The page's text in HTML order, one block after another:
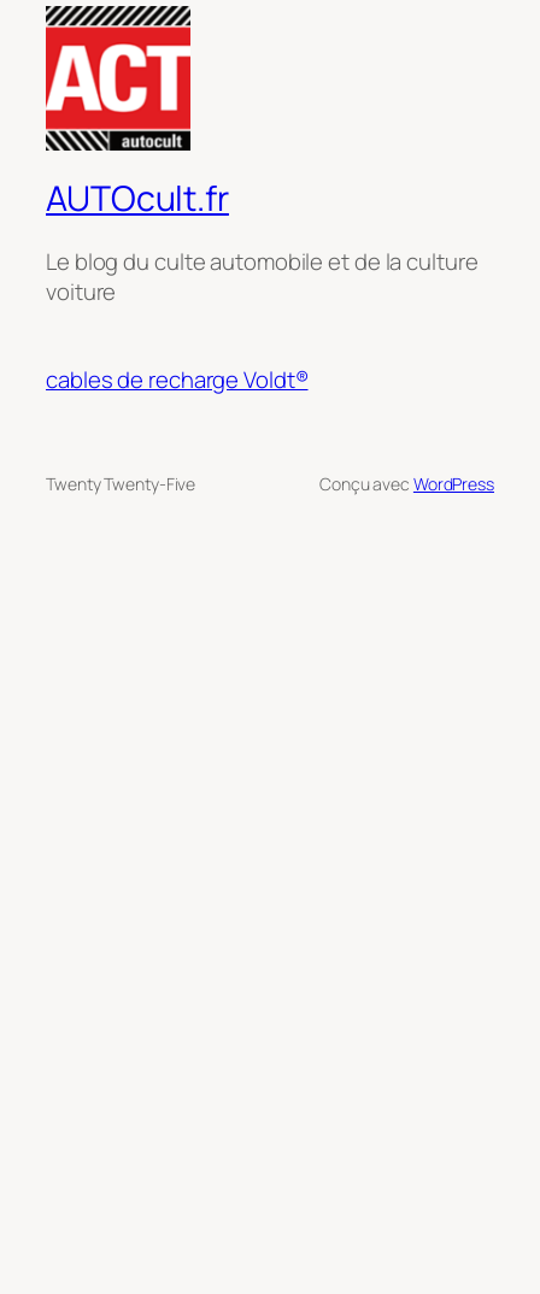
AUTOcult.fr
Le blog du culte automobile et de la culture
voiture
cables de recharge Voldt®
Twenty Twenty-Five Conçu avec WordPress